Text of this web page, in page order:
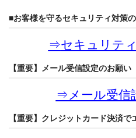
■お客様を守るセキュリティ対策
⇒セキュリテ
【重要】メール受信設定のお願い
⇒メール受信
【重要】クレジットカード決済